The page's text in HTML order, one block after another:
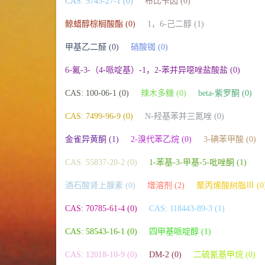
鲸蜡醇棕榈酸酯 (0) 1，6-己二醇 (1)
甲基乙二醛 (0) 硝酸铷 (0)
6-氟-3-（4-哌啶基）-1，2-苯并异噁唑盐酸盐 (0)
CAS: 100-06-1 (0) 辣木多糖 (0) beta-紫罗酮 (0)
CAS: 7499-96-9 (0) N-羟基苯并三氮唑 (0)
金雀异黄酮 (1) 2-溴代苯乙烷 (0) 3-碘苯甲酸 (0)
CAS: 55837-20-2 (0) 1-苯基-3-甲基-5-吡唑酮 (1)
酒石酸肾上腺素 (0) 增溶剂 (2) 聚丙烯酸树脂Ⅲ
CAS: 70785-61-4 (0) CAS: 118443-89-3 (1)
CAS: 58543-16-1 (0) 四甲基哌啶醇 (1)
CAS: 12018-10-9 (0) DM-2 (0) 二硫氰基甲烷 (0)